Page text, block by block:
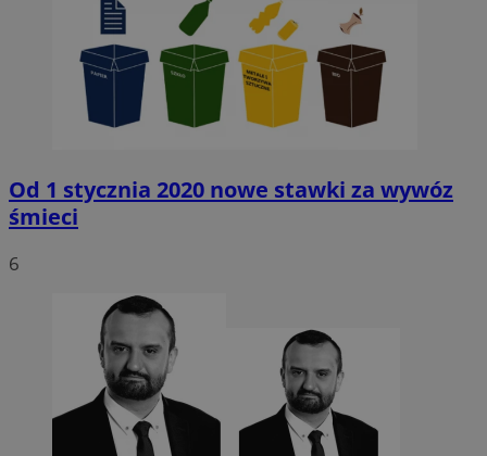
Od 1 stycznia 2020 nowe stawki za wywóz
śmieci
6
Nazwa
Provider/
Domena
SessID
sosnowiecki.pl
euds